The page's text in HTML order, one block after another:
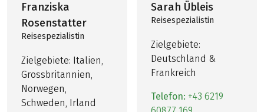
Franziska
Rosenstatter
Reisespezialistin
Zielgebiete: Italien,
Grossbritannien,
Norwegen,
Schweden, Irland
Sarah Übleis
Reisespezialistin
Zielgebiete:
Deutschland &
Frankreich
Telefon: +43 6219